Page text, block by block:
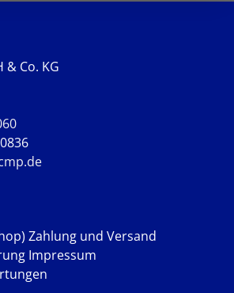
& Co. KG
Zahlung und Versand
Impressum